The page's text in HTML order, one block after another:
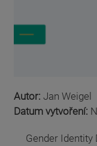
Autor: Jan Weigel
Datum vytvoření:
Gender Identity